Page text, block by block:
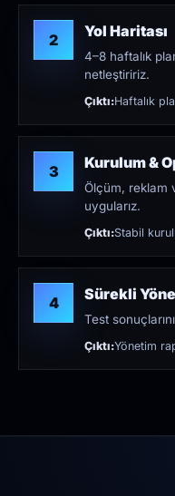
2 Yol Haritası
4–8 haftalık
netleştiririz.
Çıktı:Haftalık
3 Kurulum &
Ölçüm, reklam
uygularız.
Çıktı:Stabil
4 Sürekli
Test
Çıktı:Yönetim